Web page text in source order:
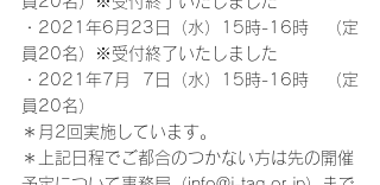
・2021年6月23日（水）15時-16時　（定
員20名）※受付終了いたしました
・2021年7月  7日（水）15時-16時　（定
員20名）
＊月2回実施しています。
＊上記日程でご都合のつかない方は先の開催